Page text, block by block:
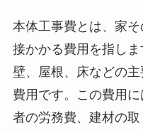
本体工事費とは、家
接かかる費用を指し
壁、屋根、床などの
費用です。この費用
者の労務費、建材の